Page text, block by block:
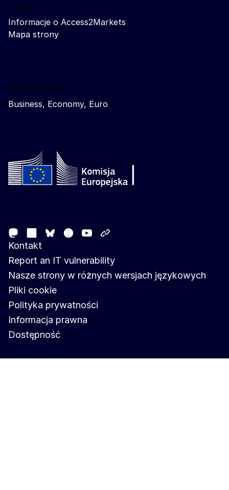
O nas
Informacje o Access2Markets
Mapa strony
Related sites
Business, Economy, Euro
MastodonLinkedIn
Bluesky
Facebook
Youtube
Kontakt
Report an IT vulnerability
Nasze strony w różnych wersjach językowych
Pliki cookie
Polityka prywatności
Informacja prawna
Dostępność